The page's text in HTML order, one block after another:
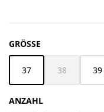
GRÖSSE
37 38
(Diese
39
ANZAHL